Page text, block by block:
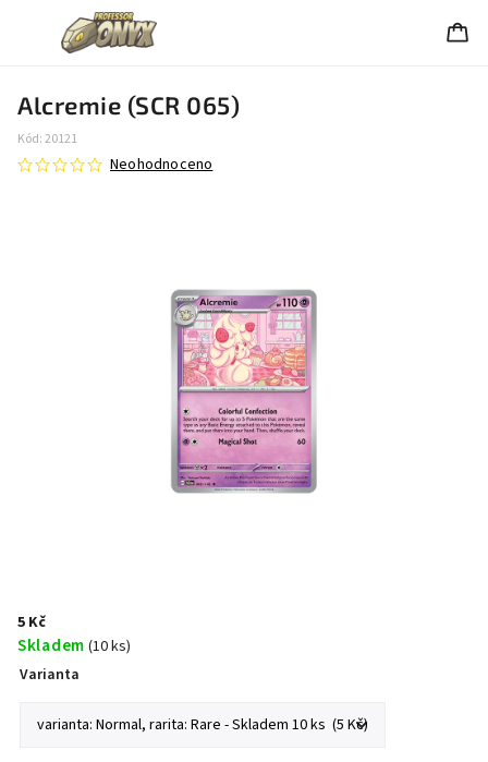
Alcremie (SCR 065)
Kód:20121
Neohodnoceno
5 Kč
Skladem (10 ks)
Varianta